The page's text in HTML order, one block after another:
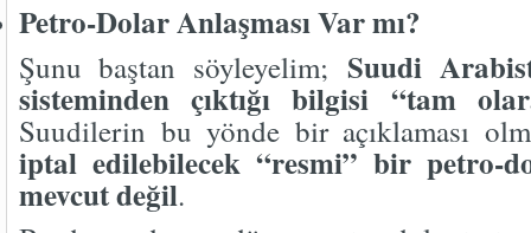
Petro-Dolar Anlaşması Var mı?
Şunu baştan söyleyelim;Suudi
sisteminden çıktığı bilgisi “tam
Suudilerin bu yönde bir açıklaması
iptal edilebilecek “resmi” bir petro-
mevcut değil.